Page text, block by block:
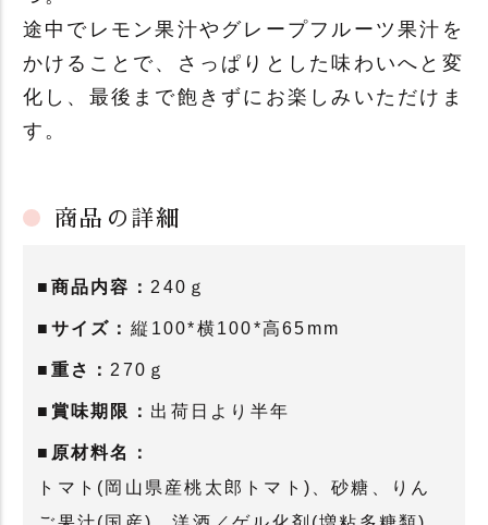
途中でレモン果汁やグレープフルーツ果汁を
かけることで、さっぱりとした味わいへと変
化し、最後まで飽きずにお楽しみいただけま
す。
商品の詳細
■商品内容： 240ｇ
■サイズ： 縦100*横100*高65mm
■重さ： 270ｇ
■賞味期限： 出荷日より半年
■原材料名：
トマト(岡山県産桃太郎トマト)、砂糖、りん